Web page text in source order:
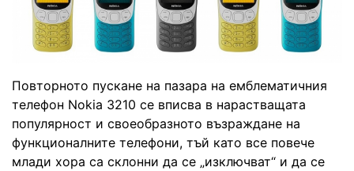
Повторното пускане на пазара на емблематичния
телефон Nokia 3210 се вписва в нарастващата
популярност и своеобразното възраждане на
функционалните телефони, тъй като все повече
млади хора са склонни да се „изключват“ и да се